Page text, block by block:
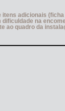
adicionais
na
ao quadro da